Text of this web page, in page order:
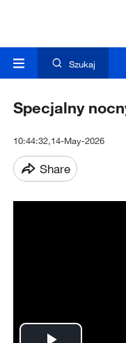
Szukaj
Specjalny
10:44:32,14-May-2026
Share